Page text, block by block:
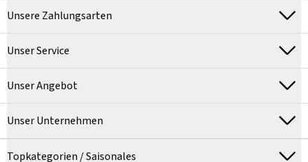
Unsere Zahlungsarten
Unser Service
Unser Angebot
Unser Unternehmen
Topkategorien / Saisonales